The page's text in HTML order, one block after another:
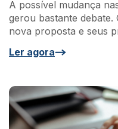
A possível mudança
gerou bastante debate.
nova proposta e seus
Ler agora